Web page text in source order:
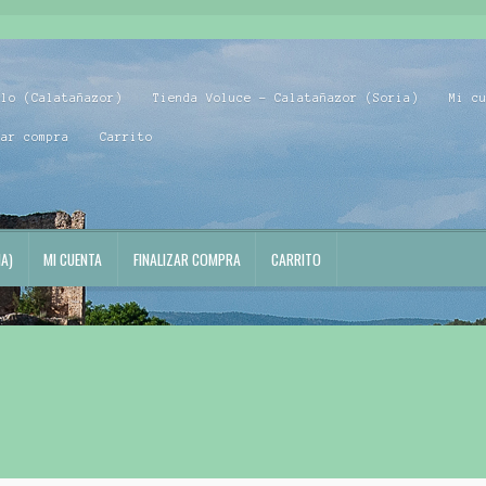
(Calatañazor) Tienda Voluce – Calatañazor (Soria) Mi
compra Carrito
MI CUENTA FINALIZAR COMPRA CARRITO